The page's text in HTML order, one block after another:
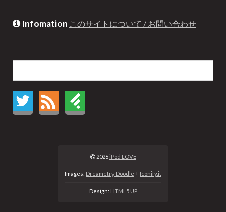
Infomation このサイトについて / お問い合わせ
2026iPod LOVE
Images: Dreametry Doodle + Iconify.it
Design: HTML5 UP